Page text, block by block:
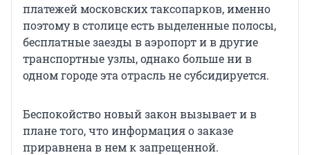
платежей московских таксопарков, именно
поэтому в столице есть выделенные полосы,
бесплатные заезды в аэропорт и в другие
транспортные узлы, однако больше ни в
одном городе эта отрасль не субсидируется.
Беспокойство новый закон вызывает и в
плане того, что информация о заказе
приравнена в нем к запрещенной.